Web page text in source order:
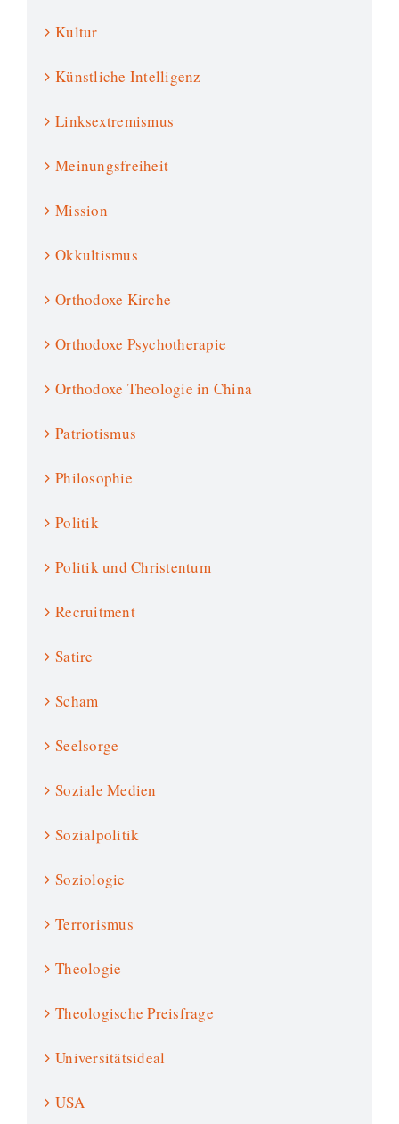
Kultur
Künstliche Intelligenz
Linksextremismus
Meinungsfreiheit
Mission
Okkultismus
Orthodoxe Kirche
Orthodoxe Psychotherapie
Orthodoxe Theologie in China
Patriotismus
Philosophie
Politik
Politik und Christentum
Recruitment
Satire
Scham
Seelsorge
Soziale Medien
Sozialpolitik
Soziologie
Terrorismus
Theologie
Theologische Preisfrage
Universitätsideal
USA